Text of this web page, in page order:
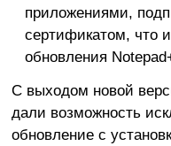
приложениями,
сертификатом, что
обновления
С выходом новой
дали возможность
обновление с